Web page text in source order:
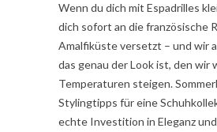
Wenn du dich mit Espadrilles
dich sofort an die französische
Amalfiküste versetzt – und wir
das genau der Look ist, den wir
Temperaturen steigen.
Stylingtipps für eine
echte Investition in Eleganz